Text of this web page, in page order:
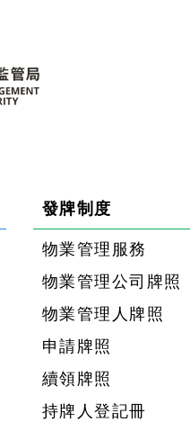
發牌制度
物業管理服務
物業管理公司牌照
物業管理人牌照
申請牌照
續領牌照
持牌人登記冊